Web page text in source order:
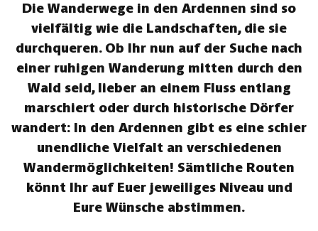
Die Wanderwege in den Ardennen sind so
vielfältig wie die Landschaften, die sie
durchqueren. Ob Ihr nun auf der Suche nach
einer ruhigen Wanderung mitten durch den
Wald seid, lieber an einem Fluss entlang
marschiert oder durch historische Dörfer
wandert: In den Ardennen gibt es eine schier
unendliche Vielfalt an verschiedenen
Wandermöglichkeiten! Sämtliche Routen
könnt Ihr auf Euer jeweiliges Niveau und
Eure Wünsche abstimmen.